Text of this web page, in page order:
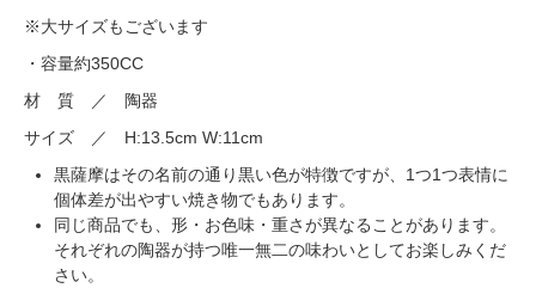
※大サイズもございます
・容量約350CC
材 質 ／ 陶器
サイズ ／ H:13.5cm W:11cm
黒薩摩はその名前の通り黒い色が特徴ですが、1つ1つ表情に
個体差が出やすい焼き物でもあります。
同じ商品でも、形・お色味・重さが異なることがあります。
それぞれの陶器が持つ唯一無二の味わいとしてお楽しみくだ
さい。